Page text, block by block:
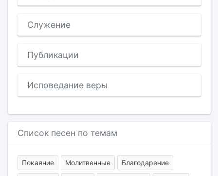
Служение
Публикации
Исповедание веры
Список песен по темам
Покаяние Молитвенные Благодарение